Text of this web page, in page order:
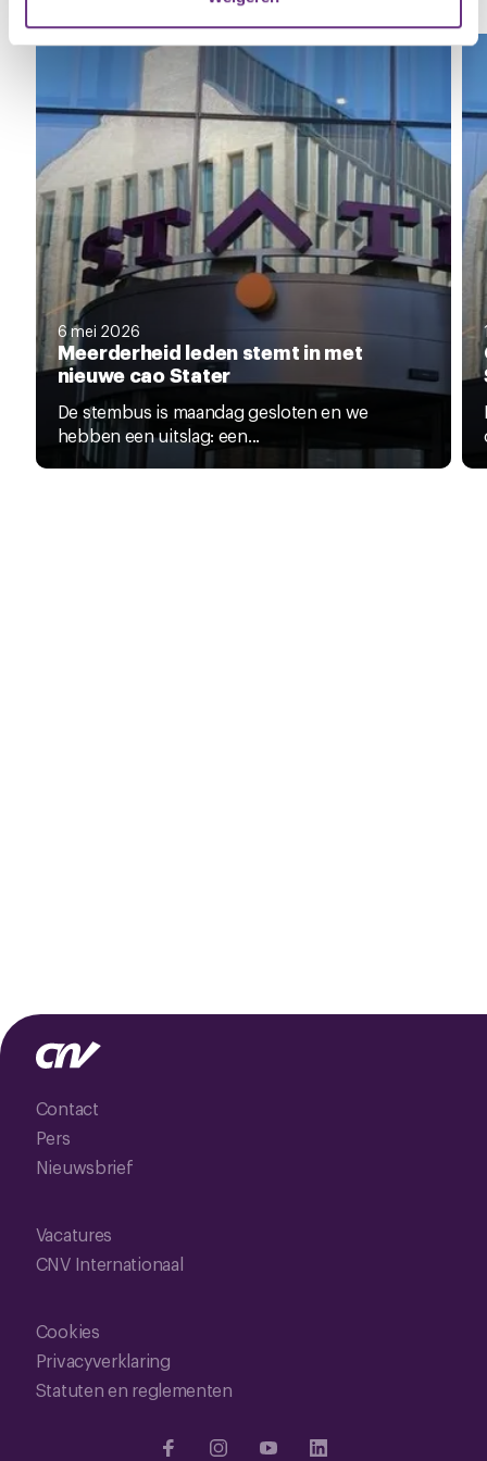
U kunt uw toestemming op elk moment wijzigen of
intrekken via decookieverklaring
het ronde cookie-instellingenicoontje linksonder op de
pagina.
6 mei 2026
Meerderheid leden stemt in met
nieuwe cao Stater
De stembus is maandag gesloten en we
hebben een uitslag: een...
Contact
Pers
Nieuwsbrief
Vacatures
CNV Internationaal
Cookies
Privacyverklaring
Statuten en reglementen